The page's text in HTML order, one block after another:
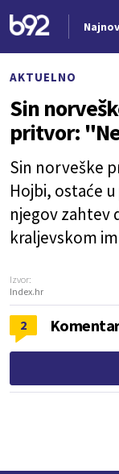
AKTUELNO
Sin
pritvor:
Sin norveške
Hojbi, ostaće
njegov zahtev
kraljevskom
Izvor:
Index.hr
2